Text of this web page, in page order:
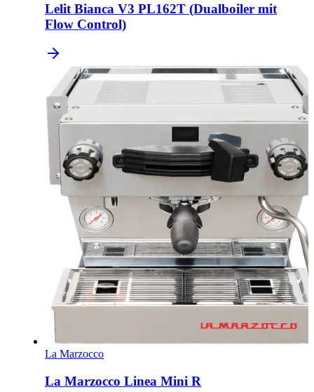
Lelit Bianca V3 PL162T (Dualboiler mit
Flow Control)
La Marzocco
La Marzocco Linea Mini R